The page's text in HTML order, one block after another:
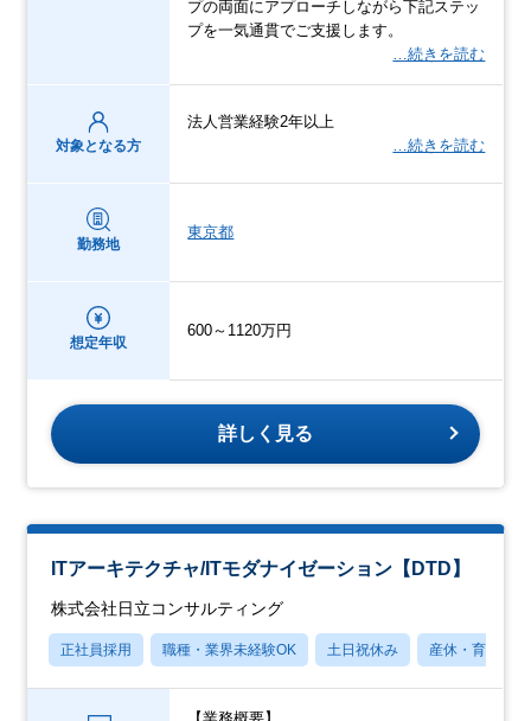
プの両面にアプローチしながら下記ステッ
プを一気通貫でご支援します。
…続きを読む
対象となる方
法人営業経験2年以上
…続きを読む
勤務地
東京都
想定年収
600～1120万円
詳しく見る
ITアーキテクチャ/ITモダナイゼーション【DTD】
株式会社日立コンサルティング
正社員採用 職種・業界未経験OK 土日祝休み 産休・育休あり